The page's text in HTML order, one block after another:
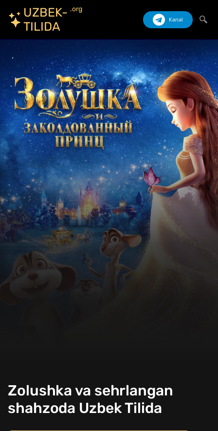
UZBEK-
TILIDA
.org
Kanal
Izlash
Zolushka va sehrlangan
shahzoda Uzbek Tilida